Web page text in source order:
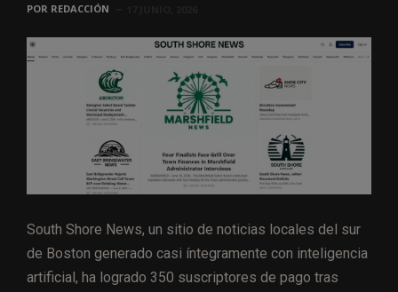
POR REDACCIÓN
South Shore News, un sitio de noticias locales del sur
de Boston generado casi íntegramente con inteligencia
artificial, ha logrado 350 suscriptores de pago tras